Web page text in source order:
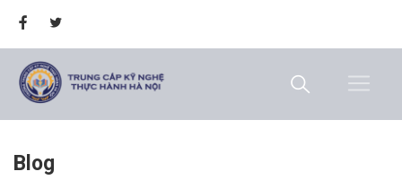
Blog